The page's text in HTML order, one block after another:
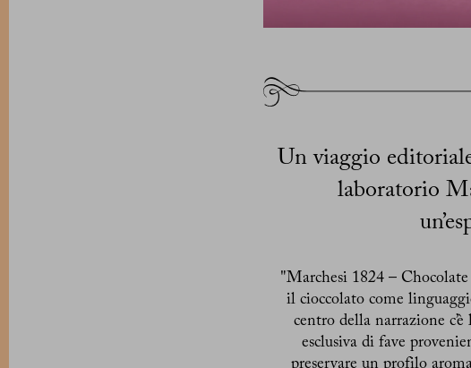
Un viaggio
laboratorio
"Marchesi 1824 –
il cioccolato come
centro della narrazione
esclusiva di fave
preservare un profilo